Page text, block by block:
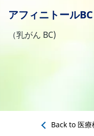
アフィニトール
（乳がん BC)
Back to 医療